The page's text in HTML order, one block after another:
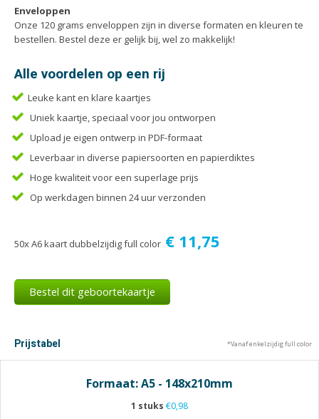
Rapporten/Verslagen
Rouwkaarten
Trouwkaarten
Tijdschriften
Verhuiskaarten
Verjaardagskaarten
Enveloppen
Onze 120 grams enveloppen zijn in diverse formaten en kleuren te
bestellen. Bestel deze er gelijk bij, wel zo makkelijk!
Alle voordelen op een rij
Leuke kant en klare kaartjes
Uniek kaartje, speciaal voor jou ontworpen
Upload je eigen ontwerp in PDF-formaat
Leverbaar in diverse papiersoorten en papierdiktes
Hoge kwaliteit voor een superlage prijs
Op werkdagen binnen 24 uur verzonden
50x A6 kaart dubbelzijdig full color € 11,75
Bestel dit geboortekaartje
Prijstabel *Vanaf enkelzijdig full color
Formaat: A5 - 148x210mm
1 stuks €0,98